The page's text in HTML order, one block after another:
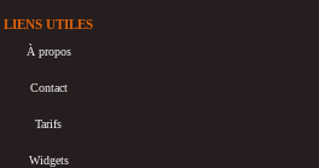
LIENS UTILES
À propos
Contact
Tarifs
Widgets